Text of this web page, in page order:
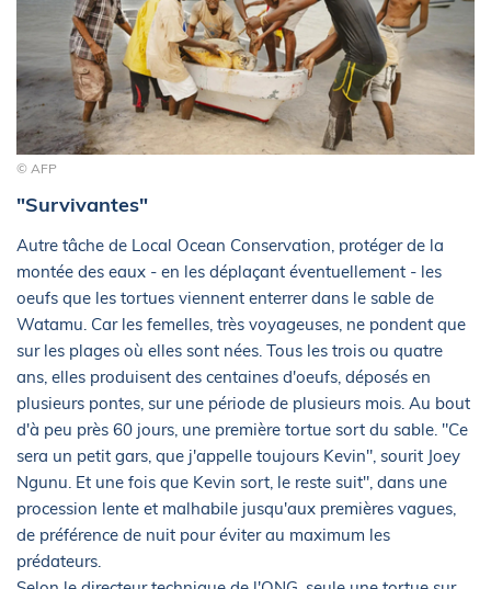
© AFP
"Survivantes"
Autre tâche de Local Ocean Conservation, protéger de la
montée des eaux - en les déplaçant éventuellement - les
oeufs que les tortues viennent enterrer dans le sable de
Watamu. Car les femelles, très voyageuses, ne pondent que
sur les plages où elles sont nées. Tous les trois ou quatre
ans, elles produisent des centaines d'oeufs, déposés en
plusieurs pontes, sur une période de plusieurs mois. Au bout
d'à peu près 60 jours, une première tortue sort du sable. "Ce
sera un petit gars, que j'appelle toujours Kevin", sourit Joey
Ngunu. Et une fois que Kevin sort, le reste suit", dans une
procession lente et malhabile jusqu'aux premières vagues,
de préférence de nuit pour éviter au maximum les
prédateurs.